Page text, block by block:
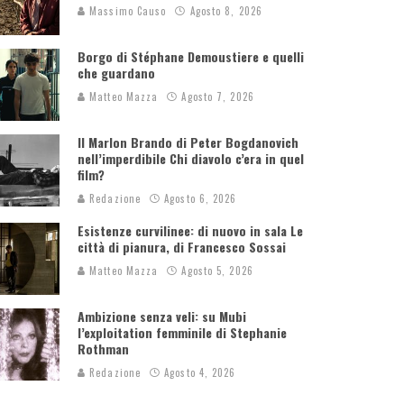
Massimo Causo Agosto 8, 2026
Borgo di Stéphane Demoustiere e quelli
che guardano
Matteo Mazza Agosto 7, 2026
Il Marlon Brando di Peter Bogdanovich
nell’imperdibile Chi diavolo c’era in quel
film?
Redazione Agosto 6, 2026
Esistenze curvilinee: di nuovo in sala Le
città di pianura, di Francesco Sossai
Matteo Mazza Agosto 5, 2026
Ambizione senza veli: su Mubi
l’exploitation femminile di Stephanie
Rothman
Redazione Agosto 4, 2026